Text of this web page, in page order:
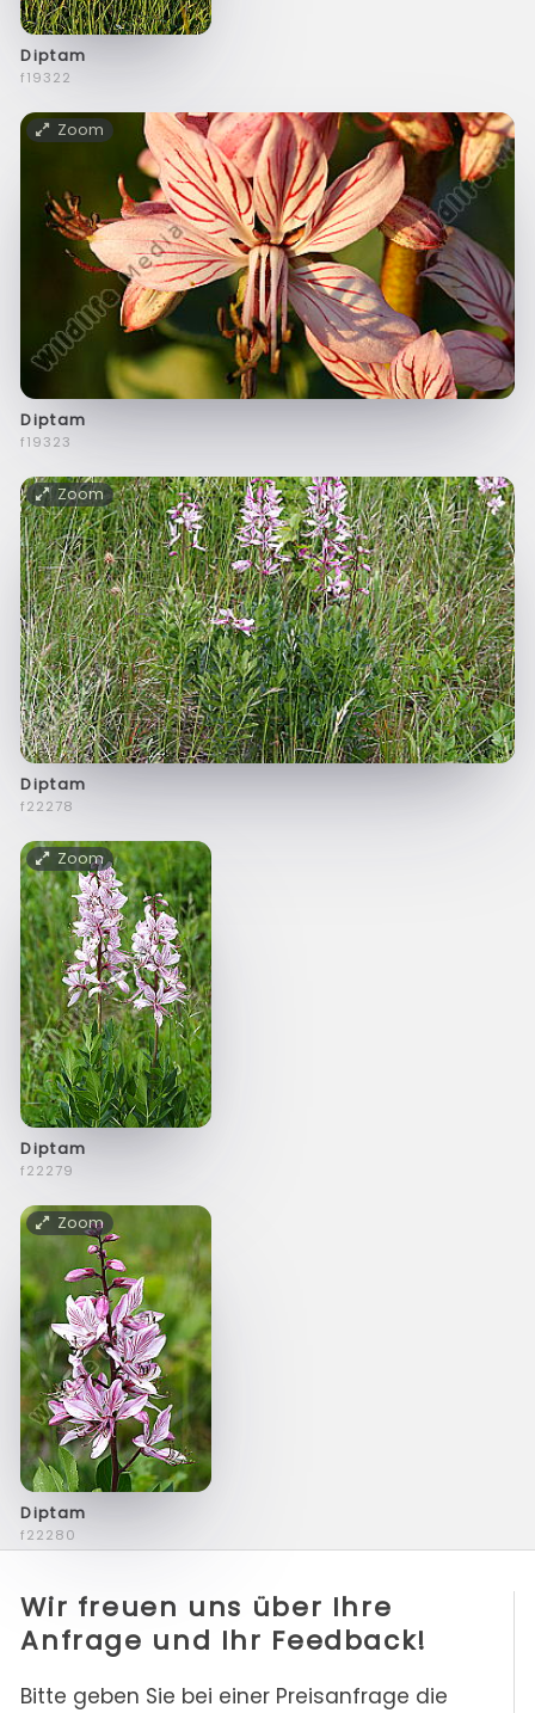
Diptam
f19322
Zoom
Diptam
f19323
Zoom
Diptam
f22278
Zoom
Diptam
f22279
Zoom
Diptam
f22280
Wir freuen uns über Ihre
Anfrage und Ihr Feedback!
Bitte geben Sie bei einer Preisanfrage die